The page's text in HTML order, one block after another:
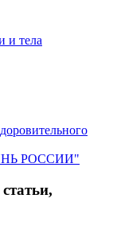
и тела
РОССИИ"